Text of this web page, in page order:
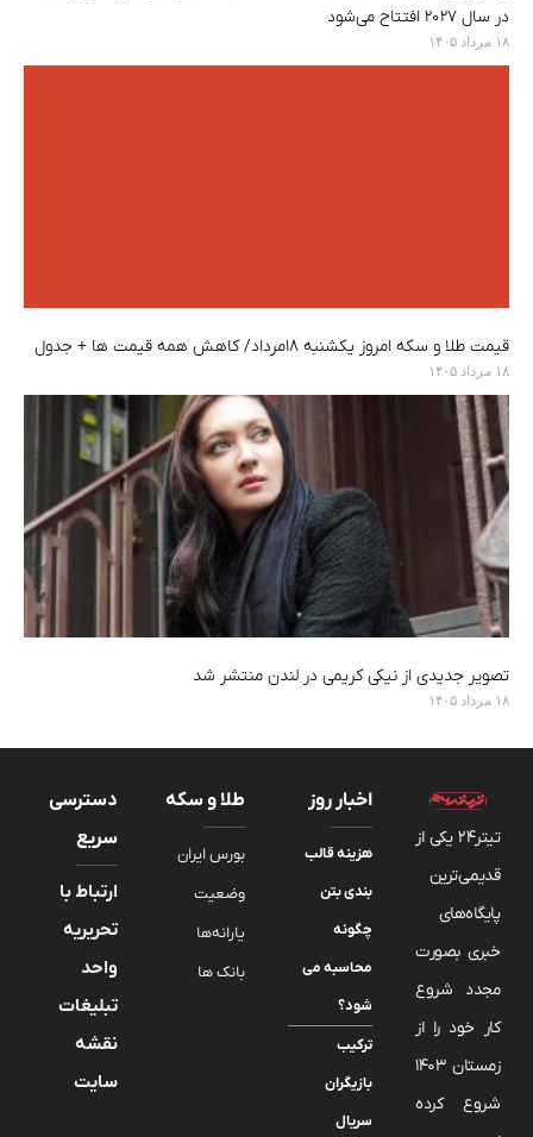
در سال ۲۰۲۷ افتتاح می‌شود
۱۸ مرداد ۱۴۰۵
قیمت طلا و سکه امروز یکشنبه ۱۸مرداد/ کاهش همه قیمت ها + جدول
۱۸ مرداد ۱۴۰۵
تصویر جدیدی از نیکی کریمی در لندن منتشر شد
۱۸ مرداد ۱۴۰۵
تیتر24 یکی از
قدیمی‌ترین
پایگاه‌های
خبری بصورت
مجدد شروع
کار خود را از
زمستان 1403
شروع کرده
اخبار روز
هزینه قالب
بندی بتن
چگونه
محاسبه می
شود؟
ترکیب
بازیگران
سریال
طلا و سکه
بورس ایران
وضعیت
یارانه‌ها
بانک ها
دسترسی
سریع
ارتباط با
تحریریه
واحد
تبلیغات
نقشه
سایت